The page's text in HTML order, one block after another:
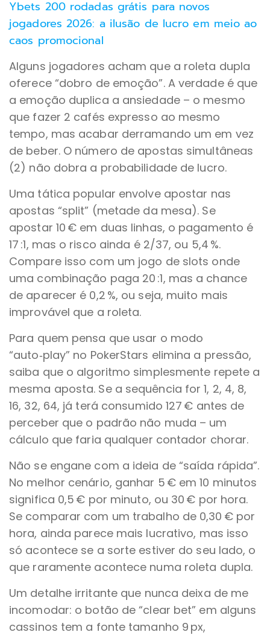
Ybets 200 rodadas grátis para novos
jogadores 2026: a ilusão de lucro em meio ao
caos promocional
Alguns jogadores acham que a roleta dupla
oferece “dobro de emoção”. A verdade é que
a emoção duplica a ansiedade – o mesmo
que fazer 2 cafés expresso ao mesmo
tempo, mas acabar derramando um em vez
de beber. O número de apostas simultâneas
(2) não dobra a probabilidade de lucro.
Uma tática popular envolve apostar nas
apostas “split” (metade da mesa). Se
apostar 10 € em duas linhas, o pagamento é
17 :1, mas o risco ainda é 2/37, ou 5,4 %.
Compare isso com um jogo de slots onde
uma combinação paga 20 :1, mas a chance
de aparecer é 0,2 %, ou seja, muito mais
improvável que a roleta.
Para quem pensa que usar o modo
“auto‑play” no PokerStars elimina a pressão,
saiba que o algoritmo simplesmente repete a
mesma aposta. Se a sequência for 1, 2, 4, 8,
16, 32, 64, já terá consumido 127 € antes de
perceber que o padrão não muda – um
cálculo que faria qualquer contador chorar.
Não se engane com a ideia de “saída rápida”.
No melhor cenário, ganhar 5 € em 10 minutos
significa 0,5 € por minuto, ou 30 € por hora.
Se comparar com um trabalho de 0,30 € por
hora, ainda parece mais lucrativo, mas isso
só acontece se a sorte estiver do seu lado, o
que raramente acontece numa roleta dupla.
Um detalhe irritante que nunca deixa de me
incomodar: o botão de “clear bet” em alguns
cassinos tem a fonte tamanho 9 px,